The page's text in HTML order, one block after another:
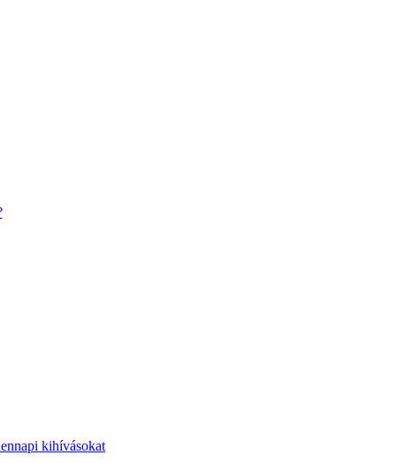
kihívásokat